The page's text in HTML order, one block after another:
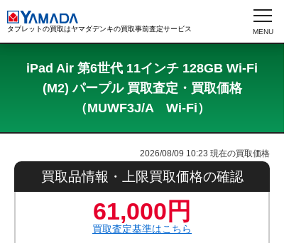
タブレットの買取はヤマダデンキの買取事前査定サービス
iPad Air 第6世代 11インチ 128GB Wi-Fi
(M2) パープル 買取査定・買取価格
（MUWF3J/A Wi-Fi）
2026/08/09 10:23 現在の買取価格
買取品情報・上限買取価格の確認
61,000円
買取査定基準はこちら